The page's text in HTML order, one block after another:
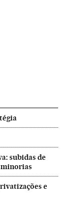
subidas de
minorias
e